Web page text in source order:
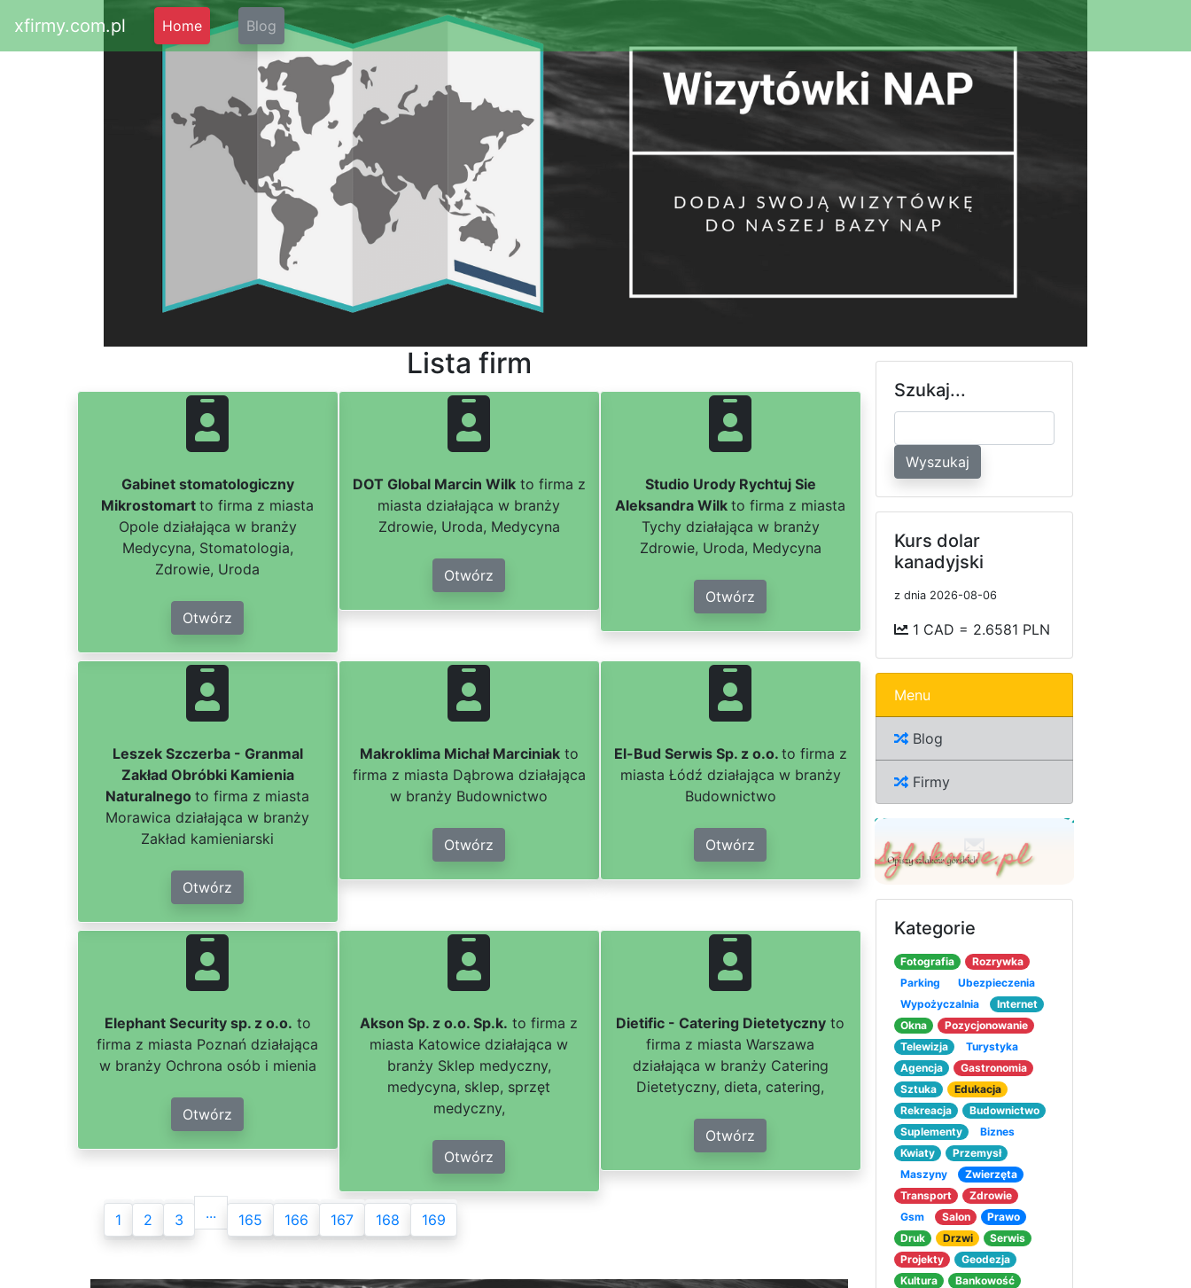
xfirmy.com.pl Home Blog
Lista firm
Gabinet stomatologiczny
Mikrostomartto firma z miasta
Opole działająca w branży
Medycyna, Stomatologia,
Zdrowie, Uroda
Otwórz
DOT Global Marcin Wilkto firma z
miasta działająca w branży
Zdrowie, Uroda, Medycyna
Otwórz
Studio Urody Rychtuj Sie
Aleksandra Wilkto firma z miasta
Tychy działająca w branży
Zdrowie, Uroda, Medycyna
Otwórz
Leszek Szczerba - Granmal
Zakład Obróbki Kamienia
Naturalnegoto firma z miasta
Morawica działająca w branży
Zakład kamieniarski
Otwórz
Makroklima Michał Marciniakto
firma z miasta Dąbrowa działająca
w branży Budownictwo
Otwórz
El-Bud Serwis Sp. z o.o. to firma z
miasta Łódź działająca w branży
Budownictwo
Otwórz
Elephant Security sp. z o.o. to
firma z miasta Poznań działająca
w branży Ochrona osób i mienia
Otwórz
Akson Sp. z o.o. Sp.k. to firma z
miasta Katowice działająca w
branży Sklep medyczny,
medycyna, sklep, sprzęt
medyczny,
Otwórz
Dietific - Catering Dietetyczny to
firma z miasta Warszawa
działająca w branży Catering
Dietetyczny, dieta, catering,
Otwórz
1 2 3 ... 165 166 167 168 169
Szukaj...
Wyszukaj
Kurs dolar
kanadyjski
z dnia 2026-08-06
1 CAD = 2.6581 PLN
Menu
Blog
Firmy
Kategorie
Fotografia
Rozrywka
Parking
Ubezpieczenia
Wypożyczalnia
Internet
Okna
Pozycjonowanie
Telewizja
Turystyka
Agencja
Gastronomia
Sztuka
Edukacja
Rekreacja
Budownictwo
Suplementy
Biznes
Kwiaty
Przemysł
Maszyny
Zwierzęta
Transport
Zdrowie
Gsm
Salon
Prawo
Druk
Drzwi
Serwis
Projekty
Geodezja
Kultura
Bankowość